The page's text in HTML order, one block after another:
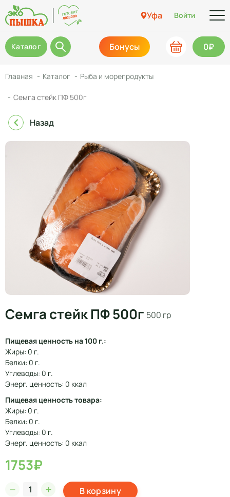
Уфа Войти
Каталог Бонусы 0₽
Главная Каталог Рыба и морепродукты
Семга стейк ПФ 500г
Назад
Семга стейк ПФ 500г 500 гр
Пищевая ценность на 100 г.:
Жиры: 0 г.
Белки: 0 г.
Углеводы: 0 г.
Энерг. ценность: 0 ккал
Пищевая ценность товара:
Жиры: 0 г.
Белки: 0 г.
Углеводы: 0 г.
Энерг. ценность: 0 ккал
1753₽
В корзину